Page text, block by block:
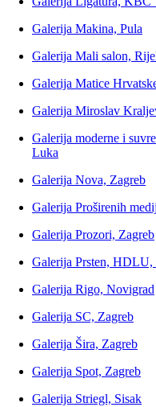
Galerija Makina, Pula
Galerija Mali salon,
Galerija Matice
Galerija Miroslav
Galerija moderne i
Luka
Galerija Nova, Zagreb
Galerija Proširenih
Galerija Prozori, Zagreb
Galerija Prsten, HDLU,
Galerija Rigo, Novigrad
Galerija SC, Zagreb
Galerija Šira, Zagreb
Galerija Spot, Zagreb
Galerija Striegl, Sisak